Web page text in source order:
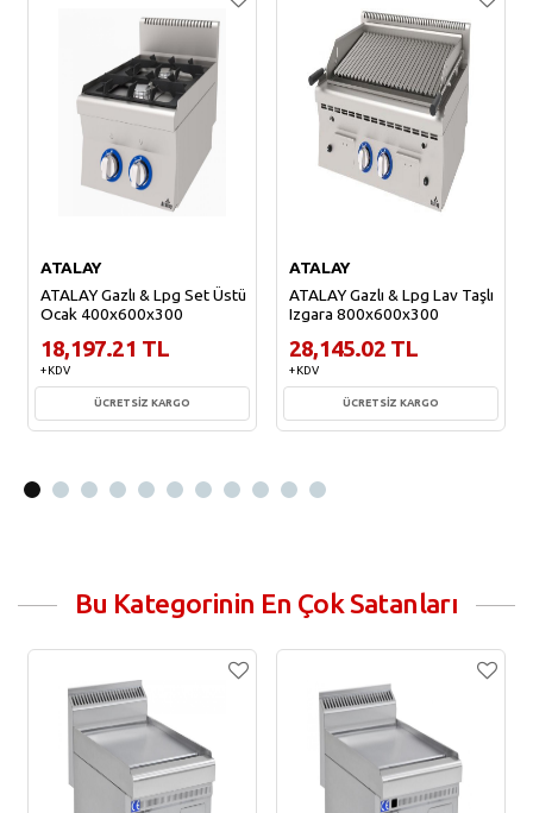
ATALAY
ATALAY Gazlı & Lpg Set Üstü
Ocak 400x600x300
18,197.21 TL
+ KDV
ÜCRETSİZ KARGO
ATALAY
ATALAY Gazlı & Lpg Lav Taşlı
Izgara 800x600x300
28,145.02 TL
+ KDV
ÜCRETSİZ KARGO
Bu Kategorinin En Çok Satanları